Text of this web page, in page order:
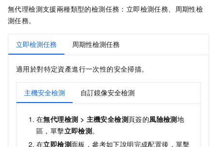
無代理檢測支援兩種類型的檢測任務：立即檢測任務、周期性檢
測任務。
立即檢測任務 周期性檢測任務
適用於對特定資產進行一次性的安全掃描。
主機安全檢測 自訂鏡像安全檢測
在無代理檢測 > 主機安全檢測頁簽的風險檢測地
區，單擊立即檢測。
在立即檢測面板，參考如下說明完成配置後，單擊